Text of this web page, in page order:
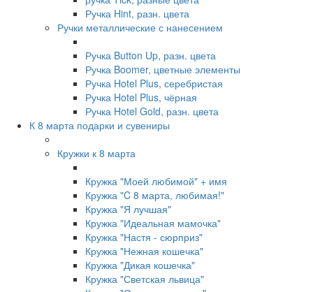
Ручка Hint, разн. цвета
Ручки металлические с нанесением
Ручка Button Up, разн. цвета
Ручка Boomer, цветные элементы
Ручка Hotel Plus, серебристая
Ручка Hotel Plus, чёрная
Ручка Hotel Gold, разн. цвета
К 8 марта подарки и сувениры
Кружки к 8 марта
Кружка "Моей любимой" + имя
Кружка "C 8 марта, любимая!"
Кружка "Я лучшая"
Кружка "Идеальная мамочка"
Кружка "Настя - сюрприз"
Кружка "Нежная кошечка"
Кружка "Дикая кошечка"
Кружка "Светская львица"